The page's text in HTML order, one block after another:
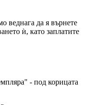
веднага да я върнете
ѝ, като заплатите
- под корицата